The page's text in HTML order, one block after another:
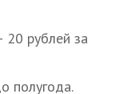
20 рублей за
полугода.